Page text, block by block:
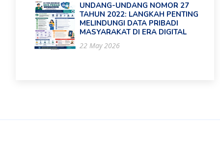
UNDANG-UNDANG NOMOR 27
TAHUN 2022: LANGKAH PENTING
MELINDUNGI DATA PRIBADI
MASYARAKAT DI ERA DIGITAL
22 May 2026